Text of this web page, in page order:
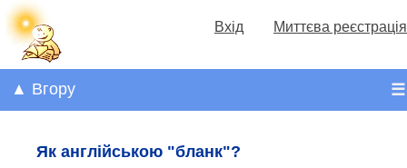
Вхід Миттєва реєстрація
☰
▲ Вгору
Як англійською "бланк"?